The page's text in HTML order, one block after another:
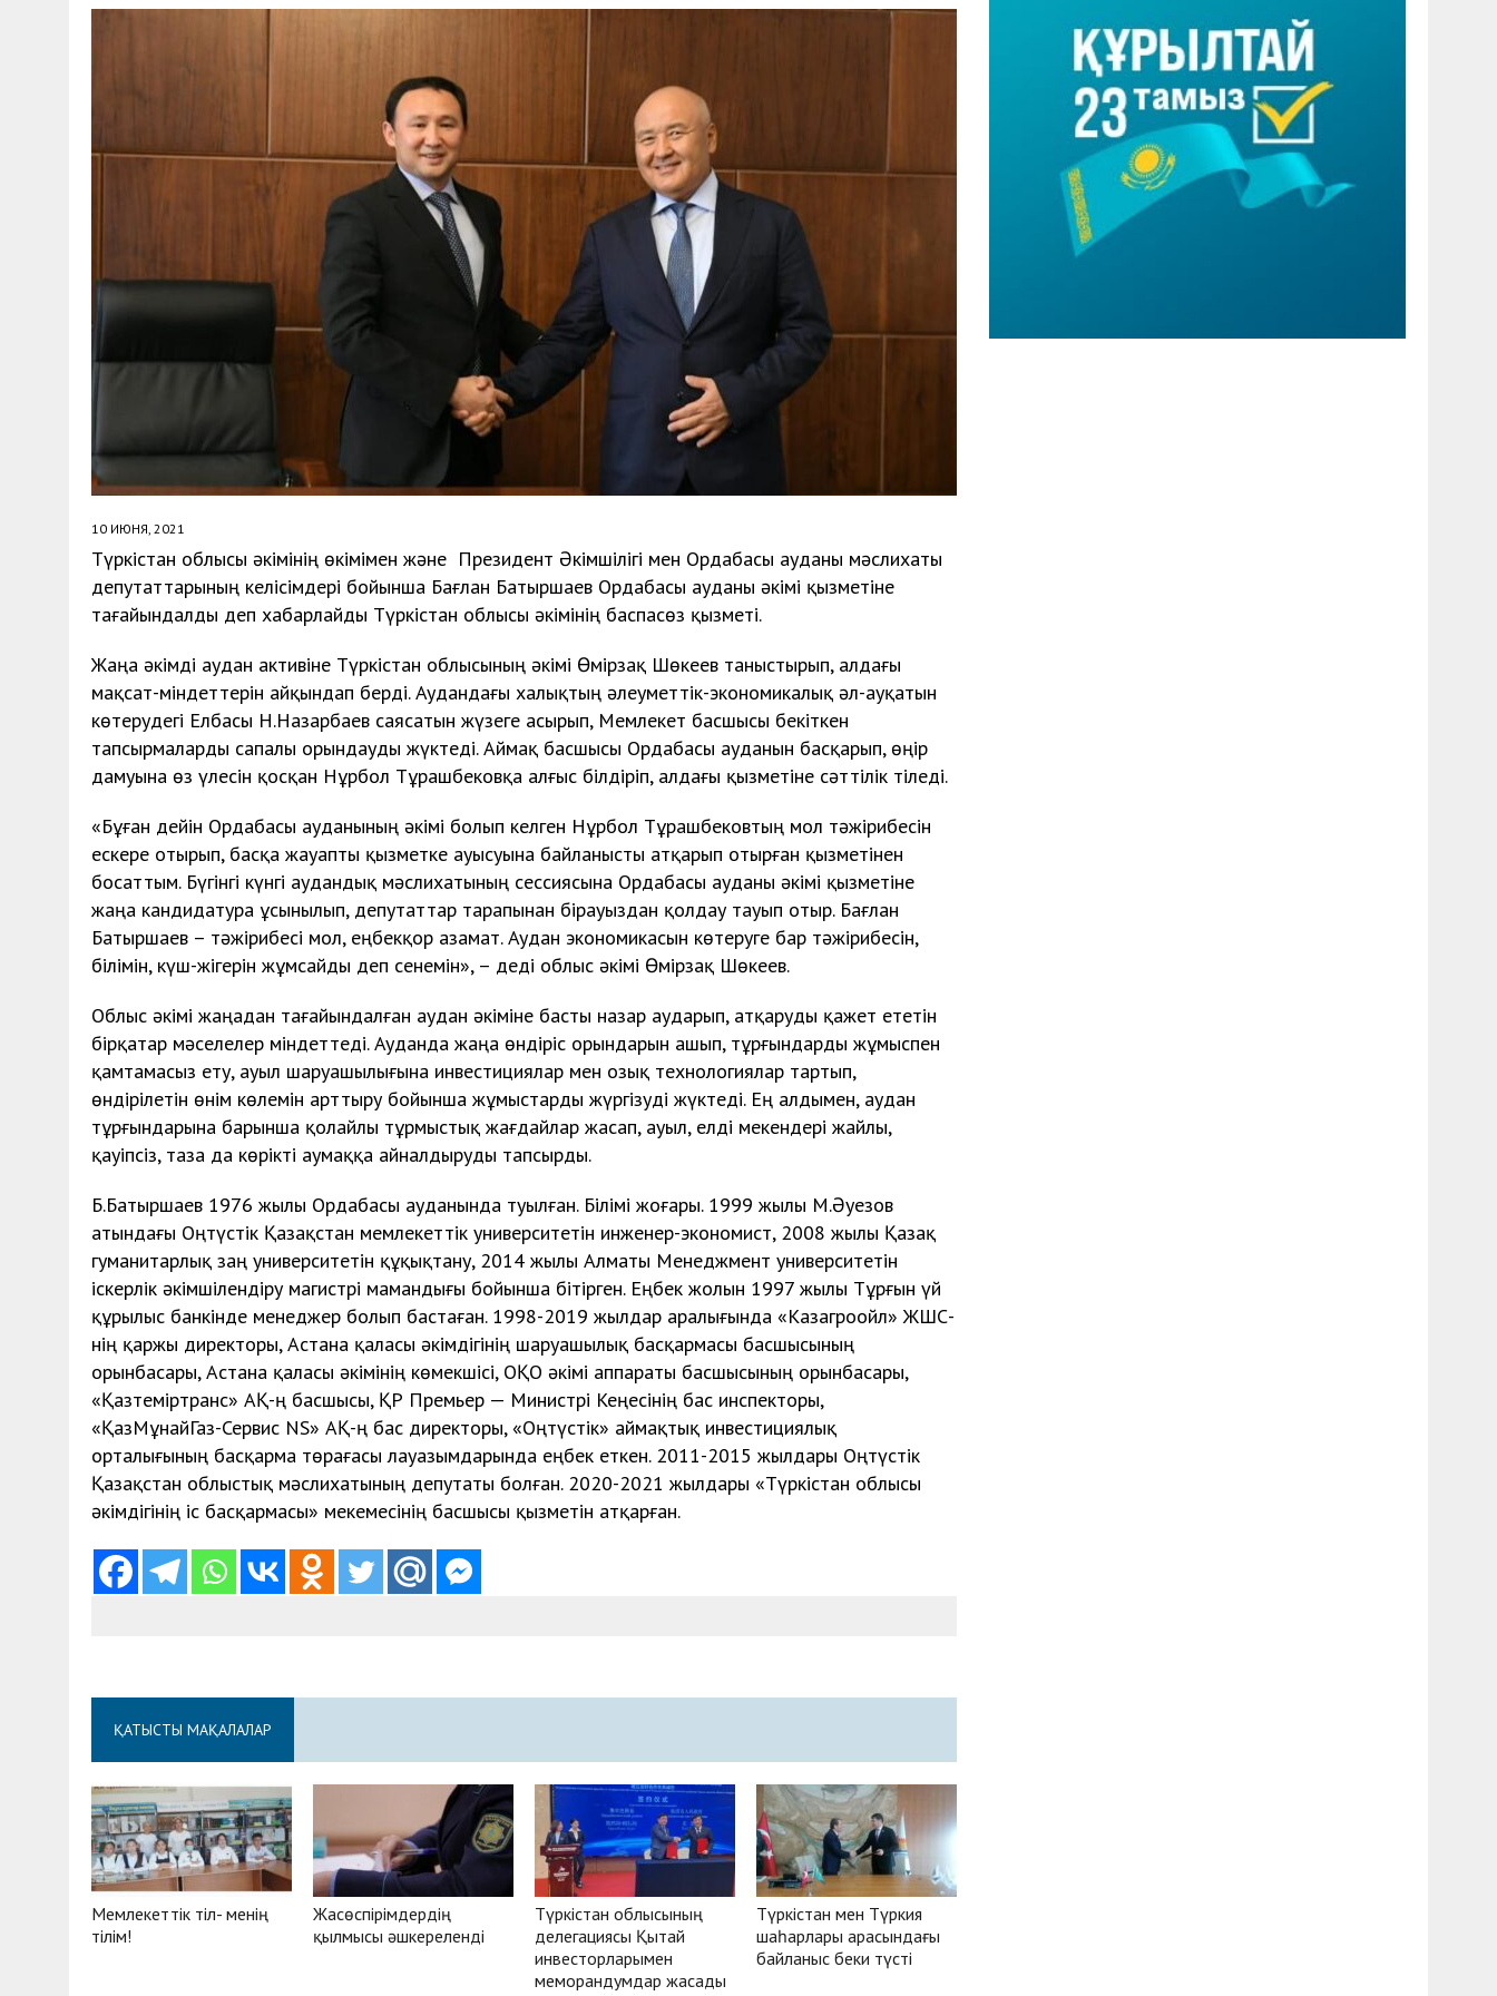
10 ИЮНЯ, 2021
Түркістан облысы әкімінің өкімімен және Президент Әкімшілігі мен Ордабасы ауданы мәслихаты
депутаттарының келісімдері бойынша Бағлан Батыршаев Ордабасы ауданы әкімі қызметіне
тағайындалды деп хабарлайды Түркістан облысы әкімінің баспасөз қызметі.
Жаңа әкімді аудан активіне Түркістан облысының әкімі Өмірзақ Шөкеев таныстырып, алдағы
мақсат-міндеттерін айқындап берді. Аудандағы халықтың әлеуметтік-экономикалық әл-ауқатын
көтерудегі Елбасы Н.Назарбаев саясатын жүзеге асырып, Мемлекет басшысы бекіткен
тапсырмаларды сапалы орындауды жүктеді. Аймақ басшысы Ордабасы ауданын басқарып, өңір
дамуына өз үлесін қосқан Нұрбол Тұрашбековқа алғыс білдіріп, алдағы қызметіне сәттілік тіледі.
«Бұған дейін Ордабасы ауданының әкімі болып келген Нұрбол Тұрашбековтың мол тәжірибесін
ескере отырып, басқа жауапты қызметке ауысуына байланысты атқарып отырған қызметінен
босаттым. Бүгінгі күнгі аудандық мәслихатының сессиясына Ордабасы ауданы әкімі қызметіне
жаңа кандидатура ұсынылып, депутаттар тарапынан бірауыздан қолдау тауып отыр. Бағлан
Батыршаев – тәжірибесі мол, еңбекқор азамат. Аудан экономикасын көтеруге бар тәжірибесін,
білімін, күш-жігерін жұмсайды деп сенемін», – деді облыс әкімі Өмірзақ Шөкеев.
Облыс әкімі жаңадан тағайындалған аудан әкіміне басты назар аударып, атқаруды қажет ететін
бірқатар мәселелер міндеттеді. Ауданда жаңа өндіріс орындарын ашып, тұрғындарды жұмыспен
қамтамасыз ету, ауыл шаруашылығына инвестициялар мен озық технологиялар тартып,
өндірілетін өнім көлемін арттыру бойынша жұмыстарды жүргізуді жүктеді. Ең алдымен, аудан
тұрғындарына барынша қолайлы тұрмыстық жағдайлар жасап, ауыл, елді мекендері жайлы,
қауіпсіз, таза да көрікті аумаққа айналдыруды тапсырды.
Б.Батыршаев 1976 жылы Ордабасы ауданында туылған. Білімі жоғары. 1999 жылы М.Әуезов
атындағы Оңтүстік Қазақстан мемлекеттік университетін инженер-экономист, 2008 жылы Қазақ
гуманитарлық заң университетін құқықтану, 2014 жылы Алматы Менеджмент университетін
іскерлік әкімшілендіру магистрі мамандығы бойынша бітірген. Еңбек жолын 1997 жылы Тұрғын үй
құрылыс банкінде менеджер болып бастаған. 1998-2019 жылдар аралығында «Казагроойл» ЖШС-
нің қаржы директоры, Астана қаласы әкімдігінің шаруашылық басқармасы басшысының
орынбасары, Астана қаласы әкімінің көмекшісі, ОҚО әкімі аппараты басшысының орынбасары,
«Қазтеміртранс» АҚ-ң басшысы, ҚР Премьер — Министрі Кеңесінің бас инспекторы,
«ҚазМұнайГаз-Сервис NS» АҚ-ң бас директоры, «Оңтүстік» аймақтық инвестициялық
орталығының басқарма төрағасы лауазымдарында еңбек еткен. 2011-2015 жылдары Оңтүстік
Қазақстан облыстық мәслихатының депутаты болған. 2020-2021 жылдары «Түркістан облысы
әкімдігінің іс басқармасы» мекемесінің басшысы қызметін атқарған.
ҚАТЫСТЫ МАҚАЛАЛАР
Мемлекеттік тіл- менің
тілім!
Жасөспірімдердің
қылмысы әшкереленді
Түркістан облысының
делегациясы Қытай
инвесторларымен
меморандумдар жасады
Түркістан мен Түркия
шаһарлары арасындағы
байланыс беки түсті